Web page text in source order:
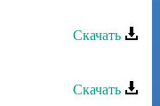
Скачать
Скачать